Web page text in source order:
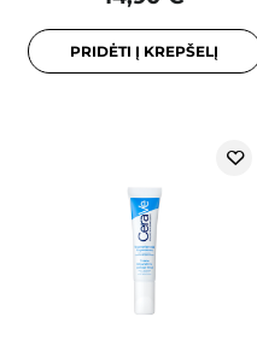
PRIDĖTI Į KREPŠELĮ